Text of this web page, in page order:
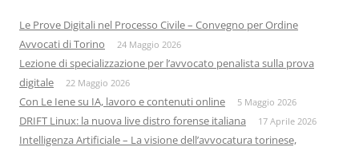
Le Prove Digitali nel Processo Civile – Convegno per Ordine
Avvocati di Torino
24 Maggio 2026
Lezione di specializzazione per l’avvocato penalista sulla prova
digitale
22 Maggio 2026
Con Le Iene su IA, lavoro e contenuti online 5 Maggio 2026
DRIFT Linux: la nuova live distro forense italiana 17 Aprile 2026
Intelligenza Artificiale – La visione dell’avvocatura torinese,